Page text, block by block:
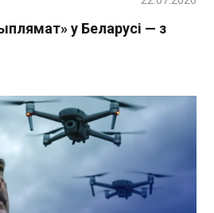
у Беларусі — з